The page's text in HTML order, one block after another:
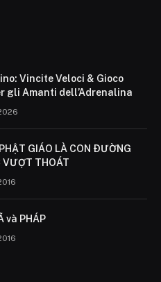
Vincite Veloci & Gioco
gli Amanti dell’Adrenalina
GIÁO LÀ CON ÐƯỜNG
VƯỢT THOÁT
và PHÁP